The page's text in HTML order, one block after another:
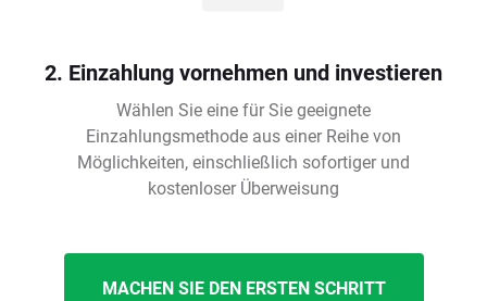
2. Einzahlung vornehmen und investieren
Wählen Sie eine für Sie geeignete
Einzahlungsmethode aus einer Reihe von
Möglichkeiten, einschließlich sofortiger und
kostenloser Überweisung
MACHEN SIE DEN ERSTEN SCHRITT